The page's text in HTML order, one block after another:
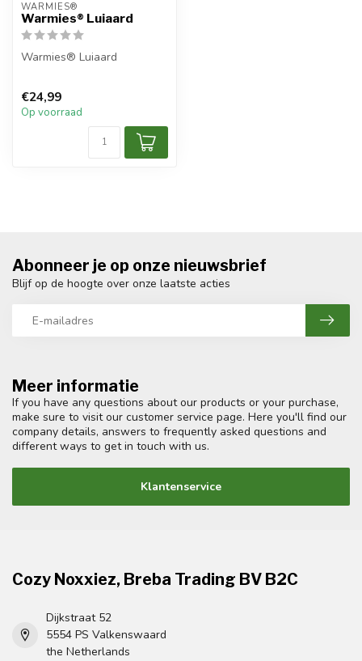
WARMIES®
Warmies® Luiaard
Warmies® Luiaard
€24,99
Op voorraad
Meer informatie
If you have any questions about our products or your purchase,
make sure to visit our customer service page. Here you'll find our
company details, answers to frequently asked questions and
different ways to get in touch with us.
Klantenservice
Abonneer je op onze nieuwsbrief
Blijf op de hoogte over onze laatste acties
Cozy Noxxiez, Breba Trading BV B2C
Dijkstraat 52
5554 PS Valkenswaard
the Netherlands